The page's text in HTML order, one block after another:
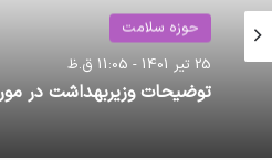
حوزه سلامت
25 تیر 1401 - 11:05 ق.ظ
توضیحات وزیربهداشت در